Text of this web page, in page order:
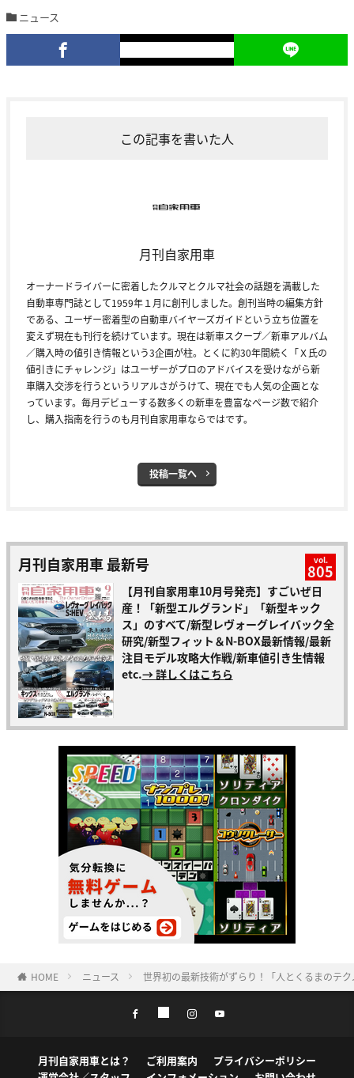
ニュース
この記事を書いた人
月刊自家用車
オーナードライバーに密着したクルマとクルマ社会の話題を満載した
自動車専門誌として1959年１月に創刊しました。創刊当時の編集方針
である、ユーザー密着型の自動車バイヤーズガイドという立ち位置を
変えず現在も刊行を続けています。現在は新車スクープ／新車アルバム
／購入時の値引き情報という3企画が柱。とくに約30年間続く「Ｘ氏の
値引きにチャレンジ」はユーザーがプロのアドバイスを受けながら新
車購入交渉を行うというリアルさがうけて、現在でも人気の企画とな
っています。毎月デビューする数多くの新車を豊富なページ数で紹介
し、購入指南を行うのも月刊自家用車ならではです。
投稿一覧へ
月刊自家用車 最新号 vol.
805
【月刊自家用車10月号発売】すごいぜ日
産！「新型エルグランド」「新型キック
ス」のすべて/新型レヴォーグレイバック全
研究/新型フィット＆N-BOX最新情報/最新
注目モデル攻略大作戦/新車値引き生情報
etc.→ 詳しくはこちら
HOME ニュース 世界初の最新技術がずらり！「人とくるまのテ
月刊自家用車とは？ ご利用案内
プライバシーポリシー